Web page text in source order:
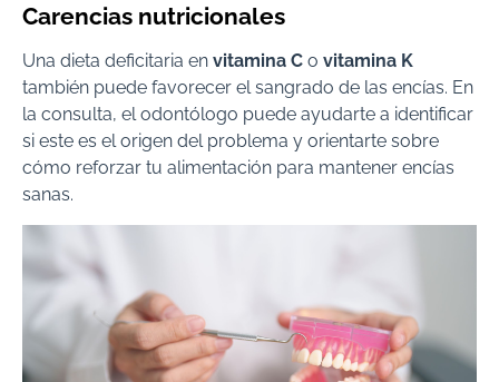
Carencias nutricionales
Una dieta deficitaria en vitamina C o vitamina K
también puede favorecer el sangrado de las encías. En
la consulta, el odontólogo puede ayudarte a identificar
si este es el origen del problema y orientarte sobre
cómo reforzar tu alimentación para mantener encías
sanas.